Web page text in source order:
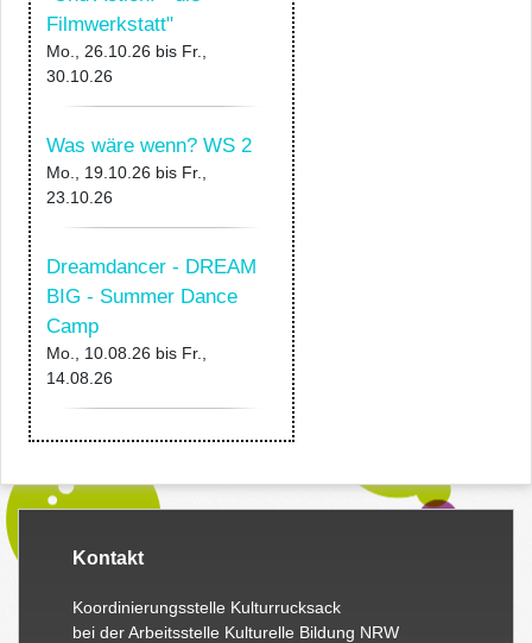
Filmwerkstatt"
Mo., 26.10.26 bis Fr.,
30.10.26
Was wäre wenn? WS 2
Mo., 19.10.26 bis Fr.,
23.10.26
Dreamdancer - DREAM
BIG - Summer Dance
Camp
Mo., 10.08.26 bis Fr.,
14.08.26
Kontakt
Koordinierungsstelle Kulturrucksack
bei der Arbeitsstelle Kulturelle Bildung NRW